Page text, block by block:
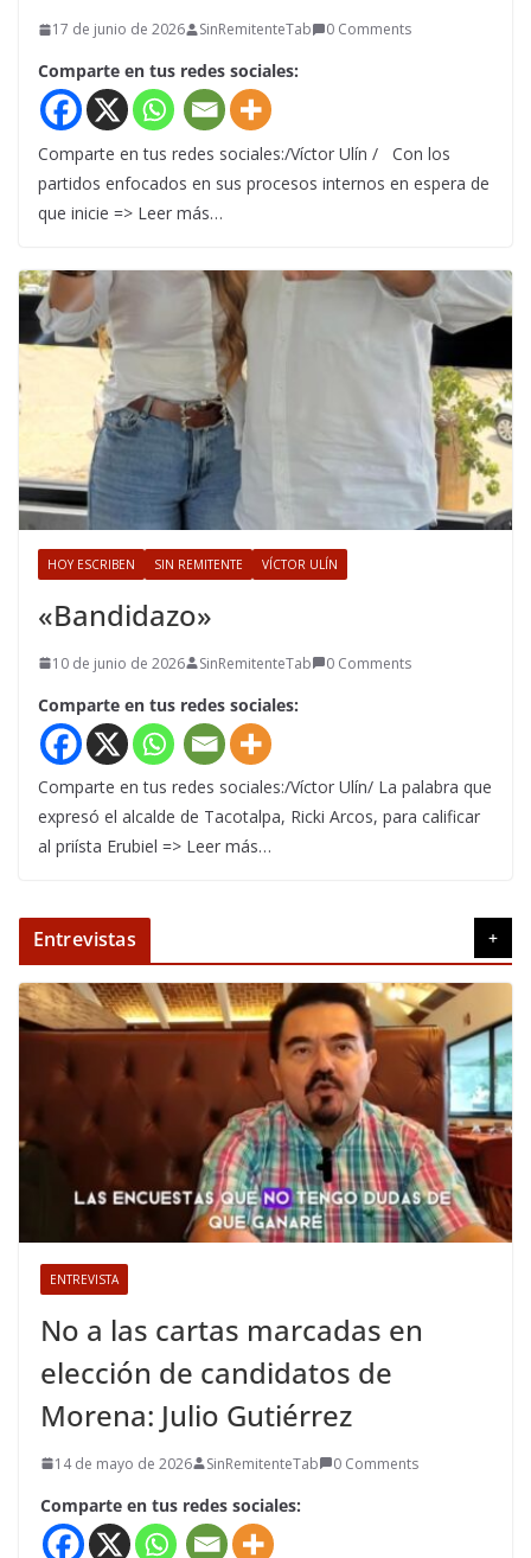
17 de junio de 2026 SinRemitenteTab 0 Comments
Comparte en tus redes sociales:
Comparte en tus redes sociales:/Víctor Ulín / Con los
partidos enfocados en sus procesos internos en espera de
que inicie => Leer más…
HOY ESCRIBEN SIN REMITENTE VÍCTOR ULÍN
«Bandidazo»
10 de junio de 2026 SinRemitenteTab 0 Comments
Comparte en tus redes sociales:
Comparte en tus redes sociales:/Víctor Ulín/ La palabra que
expresó el alcalde de Tacotalpa, Ricki Arcos, para calificar
al priísta Erubiel => Leer más…
Entrevistas +
ENTREVISTA
No a las cartas marcadas en
elección de candidatos de
Morena: Julio Gutiérrez
14 de mayo de 2026 SinRemitenteTab 0 Comments
Comparte en tus redes sociales: